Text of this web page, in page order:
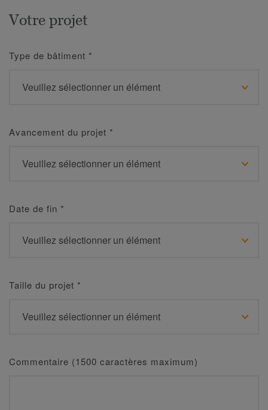
Votre projet
Type de bâtiment *
Avancement du projet *
Date de fin *
Taille du projet *
Commentaire (1500 caractères maximum)